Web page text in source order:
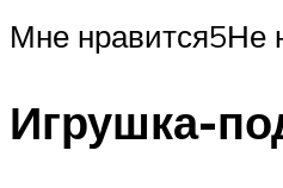
Мне нравится5Не
Игрушка-